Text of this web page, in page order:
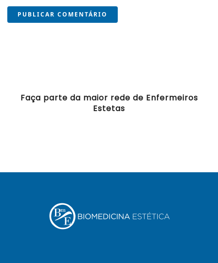
PUBLICAR COMENTÁRIO
Faça parte da maior rede de Enfermeiros
Estetas